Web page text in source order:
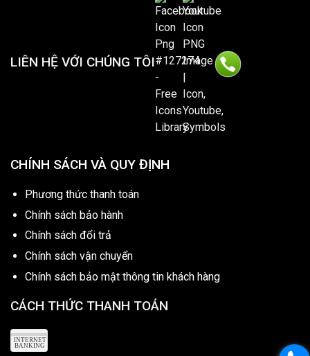
LIÊN HỆ VỚI CHÚNG TÔI
CHÍNH SÁCH VÀ QUY ĐỊNH
Phương thức thanh toán
Chính sách bảo hành
Chính sách đổi trả
Chính sách vận chuyển
Chính sách bảo mật thông tin khách hàng
CÁCH THỨC THANH TOÁN